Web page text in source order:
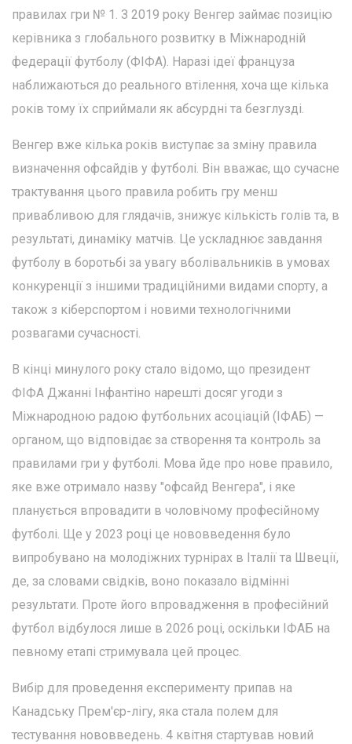
правилах гри № 1. З 2019 року Венгер займає позицію
керівника з глобального розвитку в Міжнародній
федерації футболу (ФІФА). Наразі ідеї француза
наближаються до реального втілення, хоча ще кілька
років тому їх сприймали як абсурдні та безглузді.
Венгер вже кілька років виступає за зміну правила
визначення офсайдів у футболі. Він вважає, що сучасне
трактування цього правила робить гру менш
привабливою для глядачів, знижує кількість голів та, в
результаті, динаміку матчів. Це ускладнює завдання
футболу в боротьбі за увагу вболівальників в умовах
конкуренції з іншими традиційними видами спорту, а
також з кіберспортом і новими технологічними
розвагами сучасності.
В кінці минулого року стало відомо, що президент
ФІФА Джанні Інфантіно нарешті досяг угоди з
Міжнародною радою футбольних асоціацій (ІФАБ) —
органом, що відповідає за створення та контроль за
правилами гри у футболі. Мова йде про нове правило,
яке вже отримало назву "офсайд Венгера", і яке
планується впровадити в чоловічому професійному
футболі. Ще у 2023 році це нововведення було
випробувано на молодіжних турнірах в Італії та Швеції,
де, за словами свідків, воно показало відмінні
результати. Проте його впровадження в професійний
футбол відбулося лише в 2026 році, оскільки ІФАБ на
певному етапі стримувала цей процес.
Вибір для проведення експерименту припав на
Канадську Прем'єр-лігу, яка стала полем для
тестування нововведень. 4 квітня стартував новий